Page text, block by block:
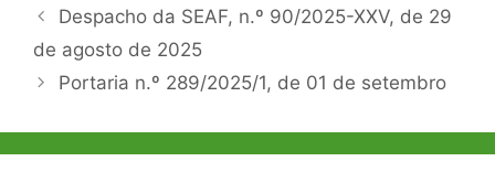
Navegação
de
artigos
Despacho da SEAF, n.º 90/2025-XXV, de 29
de agosto de 2025
Portaria n.º 289/2025/1, de 01 de setembro